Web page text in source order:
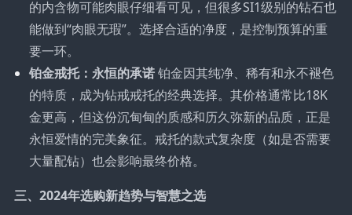
的内含物可能肉眼仔细看可见，但很多SI1级别的钻石也
能做到“肉眼无瑕”。选择合适的净度，是控制预算的重
要一环。
铂金戒托：永恒的承诺铂金因其纯净、稀有和永不褪色
的特质，成为钻戒戒托的经典选择。其价格通常比18K
金更高，但这份沉甸甸的质感和历久弥新的品质，正是
永恒爱情的完美象征。戒托的款式复杂度（如是否需要
大量配钻）也会影响最终价格。
三、2024年选购新趋势与智慧之选